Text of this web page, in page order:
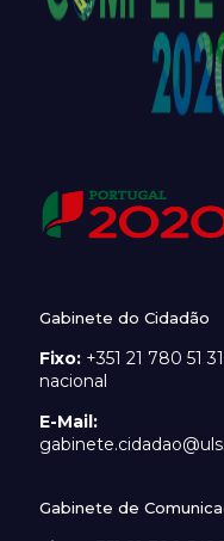
Gabinete do Cidadão
Fixo: +351 21 780 51
nacional
E-Mail:
Gabinete de